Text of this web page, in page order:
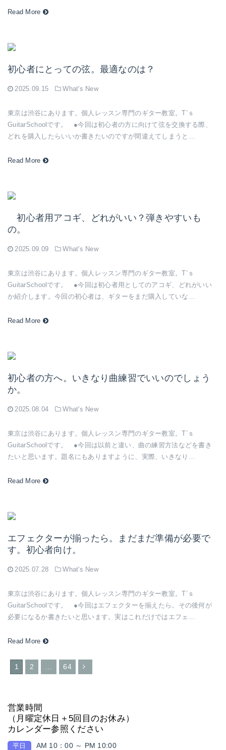
Read More
初心者にとっての弦。最適なのは？
2025.09.15 What's New
東京は渋谷にあります。個人レッスン専門のギター教室。T’ｓ
GuitarSchoolです。 ●今回は初心者の方に向けて弦を交換する際、
どれを購入したらいいか書きたいのですが間違えてしまうと…
Read More
初心者用アコギ、どれがいい？弾きやすいも
の。
2025.09.09 What's New
東京は渋谷にあります。個人レッスン専門のギター教室。T’ｓ
GuitarSchoolです。 ●今回は初心者用としてのアコギ、どれがいい
か紹介します。今回の初心者は、ギターをまだ購入していな…
Read More
初心者の方へ。いきなり曲練習でいいのでしょう
か。
2025.08.04 What's New
東京は渋谷にあります。個人レッスン専門のギター教室。T’ｓ
GuitarSchoolです。 ●今回は以前と違い、曲の練習方法などを書き
たいと思います。題名にもありますように、実際、いきなり…
Read More
エフェクターが揃ったら。まだまだ準備が必要で
す。初心者向け。
2025.07.28 What's New
東京は渋谷にあります。個人レッスン専門のギター教室。T’ｓ
GuitarSchoolです。 ●今回はエフェクターを揃えたら。その後何が
必要になるか書きたいと思います。実はこれだけではエフェ…
Read More
1 2 64
営業時間
（月曜定休日＋5回目のお休み）
カレンダー参照ください
平日 AM 10：00 ～ PM 10:00